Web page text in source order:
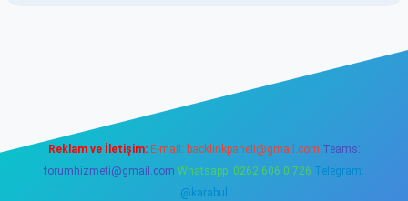
Reklam ve İletişim: E-mail: backlinkpaneli@gmail.com Teams:
forumhizmeti@gmail.com Whatsapp: 0262 606 0 726 Telegram:
@karabul